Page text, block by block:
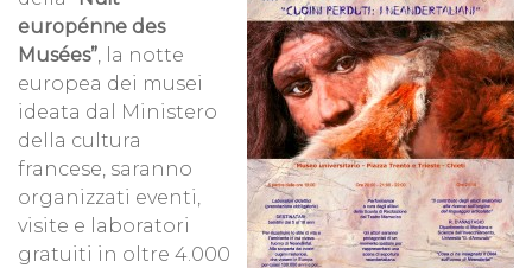
europénne des
Musées”, la notte
europea dei musei
ideata dal Ministero
della cultura
francese, saranno
organizzati eventi,
visite e laboratori
gratuiti in oltre 4.000